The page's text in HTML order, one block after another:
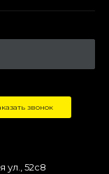
ул., 52c8
звонок